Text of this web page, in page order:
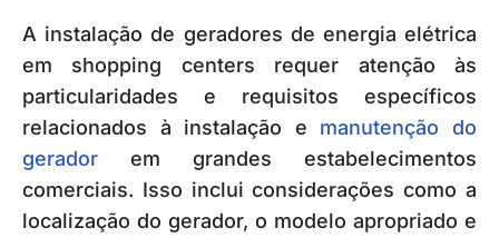
A instalação de geradores de energia elétrica
em shopping centers requer atenção às
particularidades e requisitos específicos
relacionados à instalação e manutenção do
gerador em grandes estabelecimentos
comerciais. Isso inclui considerações como a
localização do gerador, o modelo apropriado e